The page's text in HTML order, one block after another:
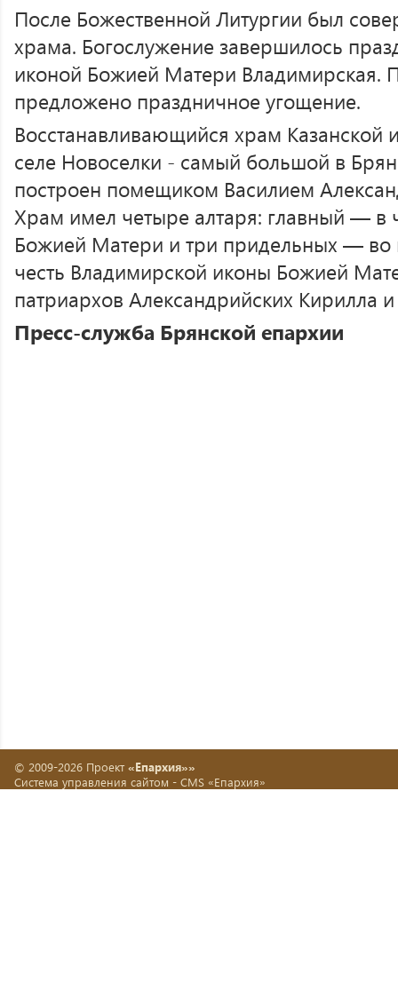
После Божественной Литургии был
храма. Богослужение завершилось
иконой Божией Матери Владимирская.
предложено праздничное угощение.
Восстанавливающийся храм
селе Новоселки - самый большой в
построен помещиком Василием
Храм имел четыре алтаря: главный — в
Божией Матери и три придельных — во
честь Владимирской иконы Божией
патриархов Александрийских Кирилла
Пресс-служба Брянской епархии
© 2009-2026 Проект «Епархия»»
Система управления сайтом - CMS «Епархия»